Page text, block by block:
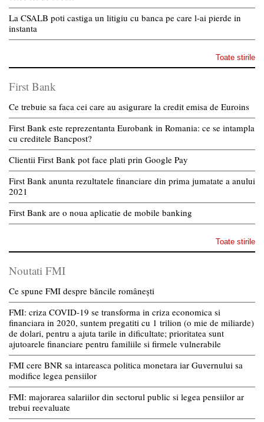
La CSALB poti castiga un litigiu cu banca pe care l-ai pierde in
instanta
Toate stirile
First Bank
Ce trebuie sa faca cei care au asigurare la credit emisa de Euroins
First Bank este reprezentanta Eurobank in Romania: ce se intampla
cu creditele Bancpost?
Clientii First Bank pot face plati prin Google Pay
First Bank anunta rezultatele financiare din prima jumatate a anului
2021
First Bank are o noua aplicatie de mobile banking
Toate stirile
Noutati FMI
Ce spune FMI despre băncile românești
FMI: criza COVID-19 se transforma in criza economica si
financiara in 2020, suntem pregatiti cu 1 trilion (o mie de miliarde)
de dolari, pentru a ajuta tarile in dificultate; prioritatea sunt
ajutoarele financiare pentru familiile si firmele vulnerabile
FMI cere BNR sa intareasca politica monetara iar Guvernului sa
modifice legea pensiilor
FMI: majorarea salariilor din sectorul public si legea pensiilor ar
trebui reevaluate